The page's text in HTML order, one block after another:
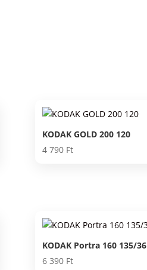
KODAK GOLD 200 120
4 790 Ft
KODAK Portra 160 135/36
6 390 Ft